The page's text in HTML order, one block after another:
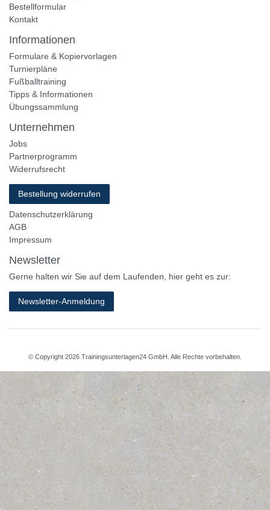
Bestellformular
Kontakt
Informationen
Formulare & Kopiervorlagen
Turnierpläne
Fußballtraining
Tipps & Informationen
Übungssammlung
Unternehmen
Jobs
Partnerprogramm
Widerrufsrecht
Bestellung widerrufen
Datenschutzerklärung
AGB
Impressum
Newsletter
Gerne halten wir Sie auf dem Laufenden, hier geht es zur:
Newsletter-Anmeldung
© Copyright 2026 Trainingsunterlagen24 GmbH. Alle Rechte vorbehalten.